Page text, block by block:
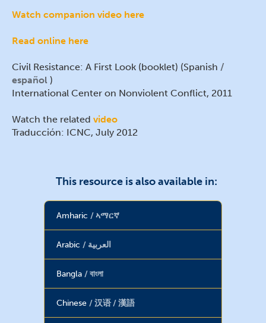
Watch companion video here
Read online here
Civil Resistance: A First Look (booklet) (Spanish
español )
International Center on Nonviolent Conflict, 2011
Watch the related video
Traducción: ICNC, July 2012
This resource is also available in:
Amharic ኣማርኛ
Arabic العربية
Bangla বাংলা
Chinese 汉语 / 漢語